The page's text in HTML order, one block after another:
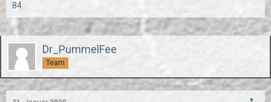
84
Dr_PummelFee
Team